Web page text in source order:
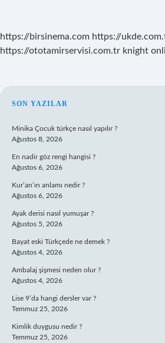
https://birsinema.com https://
https://ototamirservisi.com.tr knight
SIDEBAR
SON YAZILAR
Minika Çocuk türkçe nasıl yapılır ?
Ağustos 8, 2026
En nadir göz rengi hangisi ?
Ağustos 6, 2026
Kur’an’ın anlamı nedir ?
Ağustos 6, 2026
Ayak derisi nasıl yumuşar ?
Ağustos 5, 2026
Bayat eski Türkçede ne demek ?
Ağustos 4, 2026
Ambalaj şişmesi neden olur ?
Ağustos 4, 2026
Lise 9’da hangi dersler var ?
Temmuz 25, 2026
Kimlik duygusu nedir ?
Temmuz 25, 2026